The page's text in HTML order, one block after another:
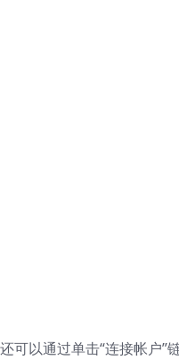
以通过单击“连接帐户”